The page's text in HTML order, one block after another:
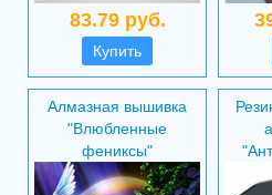
83.79 руб.
Купить
Алмазная вышивка
"Влюбленные
фениксы"